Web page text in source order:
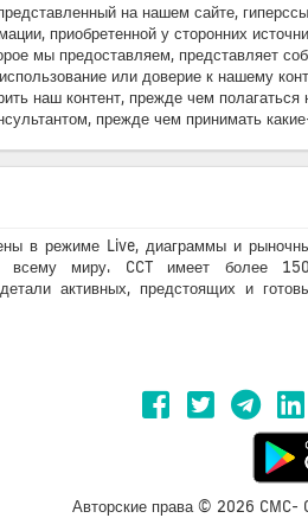
на нашем сайте,
приобретенной у сторонних
мы предоставляем,
или доверие к нашему
наш контент, прежде чем
прежде чем принимать
в режиме Live, диаграммы и
всему миру. CCT имеет более
активных, предстоящих и
Авторские права © 2026